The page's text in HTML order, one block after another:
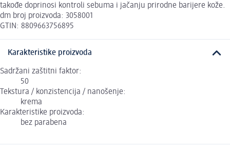
takođe doprinosi kontroli sebuma i jačanju prirodne barijere kože.
dm broj proizvoda: 3058001
GTIN: 8809663756895
Karakteristike proizvoda
Sadržani zaštitni faktor:
50
Tekstura / konzistencija / nanošenje:
krema
Karakteristike proizvoda:
bez parabena